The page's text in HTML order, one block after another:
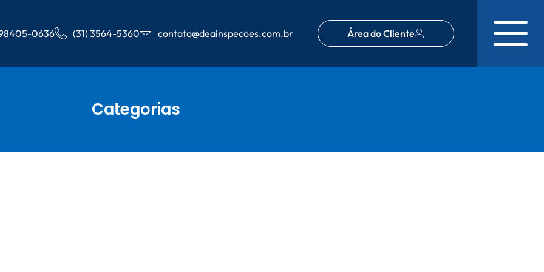
0636 (31) 3564-5360 contato@deainspecoes.com.br Área do Cliente
Categorias